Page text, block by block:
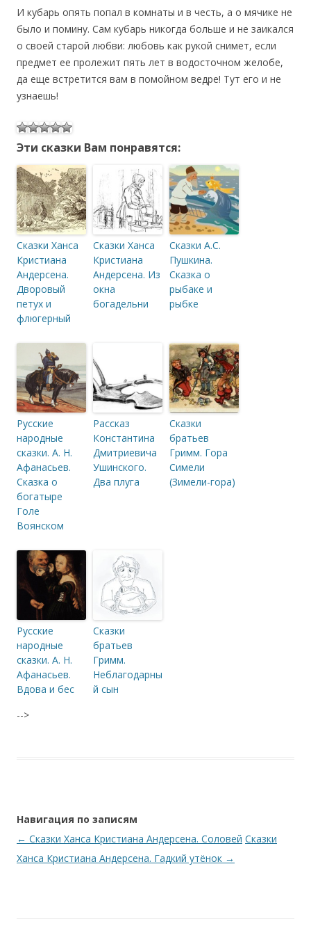
И кубарь опять попал в комнаты и в честь, а о мячике не
было и помину. Сам кубарь никогда больше и не заикался
о своей старой любви: любовь как рукой снимет, если
предмет ее пролежит пять лет в водосточном желобе,
да еще встретится вам в помойном ведре! Тут его и не
узнаешь!
Эти сказки Вам понравятся:
Сказки Ханса
Кристиана
Андерсена.
Дворовый
петух и
флюгерный
Сказки Ханса
Кристиана
Андерсена. Из
окна
богадельни
Сказки А.С.
Пушкина.
Сказка о
рыбаке и
рыбке
Русские
народные
сказки. А. Н.
Афанасьев.
Сказка о
богатыре
Голе
Воянском
Рассказ
Константина
Дмитриевича
Ушинского.
Два плуга
Сказки
братьев
Гримм. Гора
Симели
(Зимели-гора)
Русские
народные
сказки. А. Н.
Афанасьев.
Вдова и бес
Сказки
братьев
Гримм.
Неблагодарны
й сын
-->
Навигация по записям
← Сказки Ханса Кристиана Андерсена. Соловей Сказки
Ханса Кристиана Андерсена. Гадкий утёнок →